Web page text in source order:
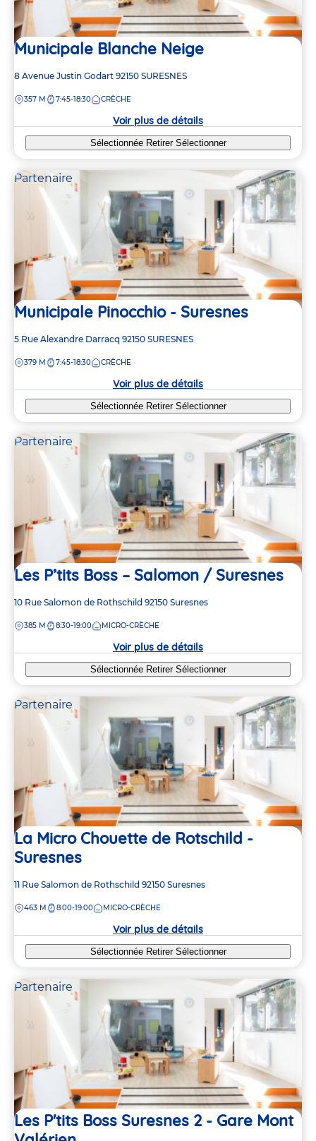
Municipale Blanche Neige
Adresse
la
8 Avenue Justin Godart 92150 SURESNES
DISTANCE
357 M 7:45-18:30 CRÈCHE
Voir plus de détails
Sélectionnée Retirer Sélectionner
Partenaire
Municipale Pinocchio - Suresnes
Adresse
la
5 Rue Alexandre Darracq 92150 SURESNES
DISTANCE
379 M 7:45-18:30 CRÈCHE
Voir plus de détails
Sélectionnée Retirer Sélectionner
Partenaire
Les P’tits Boss – Salomon / Suresnes
Adresse
la
10 Rue Salomon de Rothschild 92150 Suresnes
DISTANCE
385 M 8:30-19:00 MICRO-CRÈCHE
Voir plus de détails
Sélectionnée Retirer Sélectionner
Partenaire
La Micro Chouette de Rotschild -
Suresnes
Adresse
la
11 Rue Salomon de Rothschild 92150 Suresnes
DISTANCE
463 M 8:00-19:00 MICRO-CRÈCHE
Voir plus de détails
Sélectionnée Retirer Sélectionner
Partenaire
Les P'tits Boss Suresnes 2 - Gare Mont